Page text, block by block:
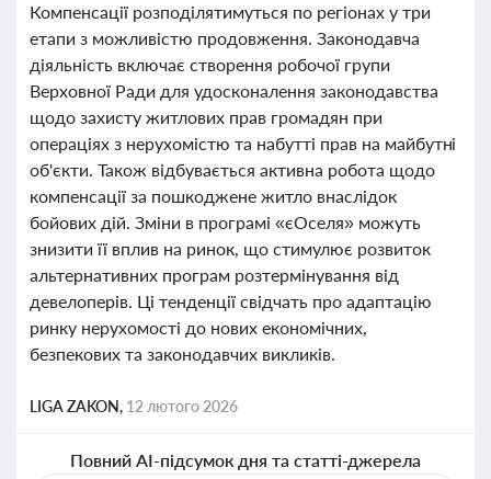
Компенсації розподілятимуться по регіонах у три
етапи з можливістю продовження. Законодавча
діяльність включає створення робочої групи
Верховної Ради для удосконалення законодавства
щодо захисту житлових прав громадян при
операціях з нерухомістю та набутті прав на майбутні
об'єкти. Також відбувається активна робота щодо
компенсації за пошкоджене житло внаслідок
бойових дій. Зміни в програмі «єОселя» можуть
знизити її вплив на ринок, що стимулює розвиток
альтернативних програм розтермінування від
девелоперів. Ці тенденції свідчать про адаптацію
ринку нерухомості до нових економічних,
безпекових та законодавчих викликів.
LIGA ZAKON, 12 лютого 2026
Повний AI-підсумок дня та статті-джерела